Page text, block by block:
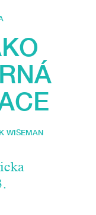
WISEMAN